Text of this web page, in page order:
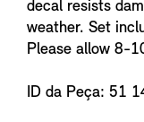
decal resists
weather. Set
Please allow 8-
ID da Peça: 51